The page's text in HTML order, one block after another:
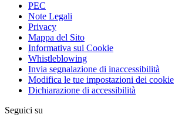
PEC
Note Legali
Privacy
Mappa del Sito
Informativa sui Cookie
Whistleblowing
Invia segnalazione di inaccessibilità
Modifica le tue impostazioni dei cookie
Dichiarazione di accessibilità
Seguici su